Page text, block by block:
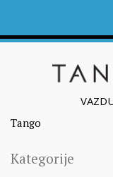
Tango
Kategorije